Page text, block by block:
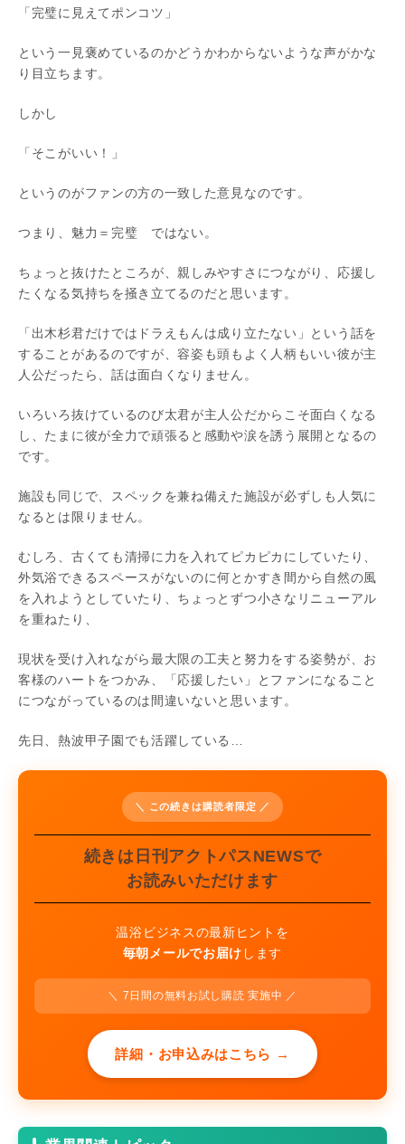
「完璧に見えてポンコツ」
という一見褒めているのかどうかわからないような声がかな
り目立ちます。
しかし
「そこがいい！」
というのがファンの方の一致した意見なのです。
つまり、魅力＝完璧 ではない。
ちょっと抜けたところが、親しみやすさにつながり、応援し
たくなる気持ちを掻き立てるのだと思います。
「出木杉君だけではドラえもんは成り立たない」という話を
することがあるのですが、容姿も頭もよく人柄もいい彼が主
人公だったら、話は面白くなりません。
いろいろ抜けているのび太君が主人公だからこそ面白くなる
し、たまに彼が全力で頑張ると感動や涙を誘う展開となるの
です。
施設も同じで、スペックを兼ね備えた施設が必ずしも人気に
なるとは限りません。
むしろ、古くても清掃に力を入れてピカピカにしていたり、
外気浴できるスペースがないのに何とかすき間から自然の風
を入れようとしていたり、ちょっとずつ小さなリニューアル
を重ねたり、
現状を受け入れながら最大限の工夫と努力をする姿勢が、お
客様のハートをつかみ、「応援したい」とファンになること
につながっているのは間違いないと思います。
先日、熱波甲子園でも活躍している…
＼ この続きは購読者限定 ／
続きは日刊アクトパスNEWSで
お読みいただけます
温浴ビジネスの最新ヒントを
毎朝メールでお届け します
＼ 7日間の無料お試し購読 実施中 ／
詳細・お申込みはこちら →